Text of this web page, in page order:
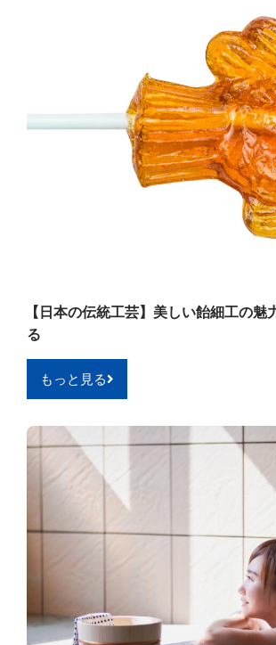
【日本の伝統工芸】美しい飴細工の魅
る
もっと見る